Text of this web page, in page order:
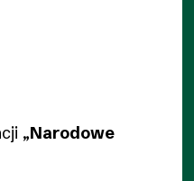
„Narodowe